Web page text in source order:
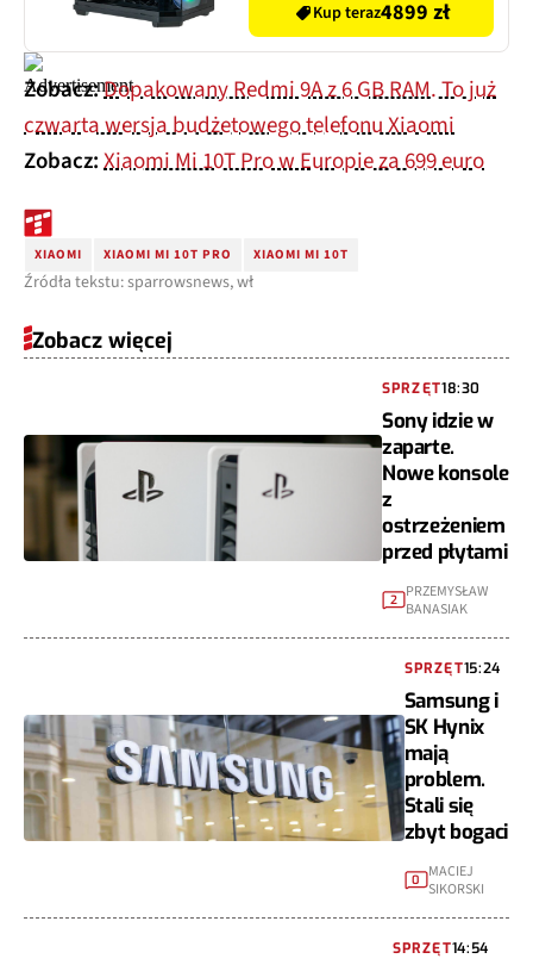
4.5 Wi-Fi Windows 11
Home
Kup teraz4899 zł
Zobacz:Dopakowany Redmi 9A z 6 GB RAM. To już
czwarta wersja budżetowego telefonu Xiaomi
Zobacz:Xiaomi Mi 10T Pro w Europie za 699 euro
XIAOMI XIAOMI MI 10T PRO XIAOMI MI 10T
Źródła tekstu: sparrowsnews, wł
Zobacz więcej
SPRZĘT18:30
Sony idzie w
zaparte.
Nowe konsole
z
ostrzeżeniem
przed płytami
2 PRZEMYSŁAW
BANASIAK
SPRZĘT15:24
Samsung i
SK Hynix
mają
problem.
Stali się
zbyt bogaci
0 MACIEJ
SIKORSKI
SPRZĘT14:54